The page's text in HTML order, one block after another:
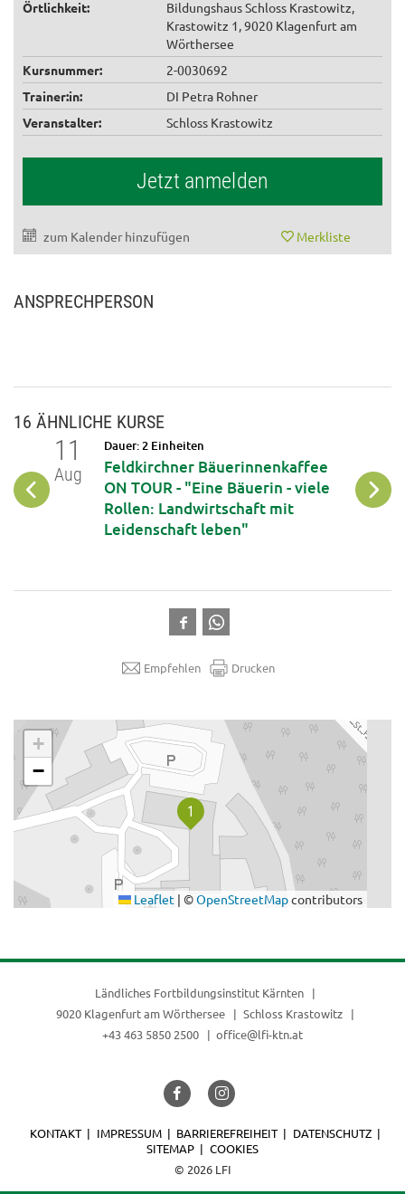
Örtlichkeit:
Bildungshaus Schloss Krastowitz,
Krastowitz 1, 9020 Klagenfurt am
Wörthersee
Kursnummer:
2-0030692
Trainer:in:
DI Petra Rohner
Veranstalter:
Schloss Krastowitz
Jetzt anmelden
zum Kalender hinzufügen Merkliste
ANSPRECHPERSON
16 ÄHNLICHE KURSE
DIY
11
Aug
Dauer: 2 Einheiten
Feldkirchner Bäuerinnenkaffee
ON TOUR - "Eine Bäuerin - viele
Rollen: Landwirtschaft mit
Leidenschaft leben"
Aug
Empfehlen Drucken
+
−
Leaflet | ©OpenStreetMapcontributors
Ländliches Fortbildungsinstitut Kärnten
9020 Klagenfurt am Wörthersee
Schloss Krastowitz
+43 463 5850 2500
office@lfi-ktn.at
© 2026 LFI
KONTAKT IMPRESSUM BARRIEREFREIHEIT
DATENSCHUTZ
SITEMAP
COOKIES